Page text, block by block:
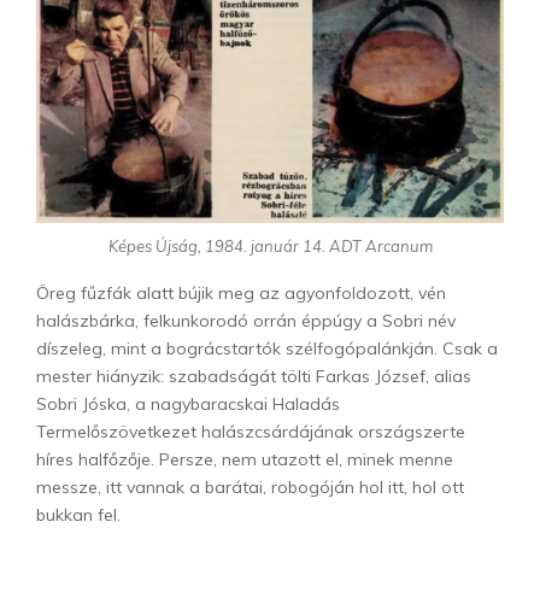
Képes Újság, 1984. január 14. ADT Arcanum
Öreg fűzfák alatt bújik meg az agyonfoldozott, vén
halászbárka, felkunkorodó orrán éppúgy a Sobri név
díszeleg, mint a bográcstartók szélfogópalánkján. Csak a
mester hiányzik: szabadságát tölti Farkas József, alias
Sobri Jóska, a nagybaracskai Haladás
Termelőszövetkezet halászcsárdájának országszerte
híres halfőzője. Persze, nem utazott el, minek menne
messze, itt vannak a barátai, robogóján hol itt, hol ott
bukkan fel.